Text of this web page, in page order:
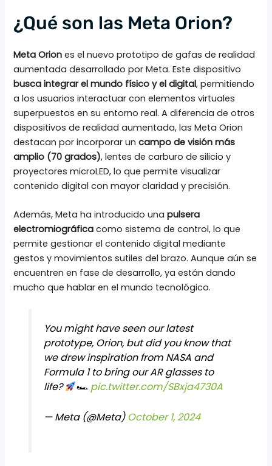
¿Qué son las Meta Orion?
Meta Orion es el nuevo prototipo de gafas de realidad
aumentada desarrollado por Meta. Este dispositivo
busca integrar el mundo físico y el digital, permitiendo
a los usuarios interactuar con elementos virtuales
superpuestos en su entorno real. A diferencia de otros
dispositivos de realidad aumentada, las Meta Orion
destacan por incorporar uncampo de visión más
amplio (70 grados), lentes de carburo de silicio y
proyectores microLED, lo que permite visualizar
contenido digital con mayor claridad y precisión.
Además, Meta ha introducido una pulsera
electromiográfica como sistema de control, lo que
permite gestionar el contenido digital mediante
gestos y movimientos sutiles del brazo. Aunque aún se
encuentren en fase de desarrollo, ya están dando
mucho que hablar en el mundo tecnológico.
You might have seen our latest
prototype, Orion, but did you know that
we drew inspiration from NASA and
Formula 1 to bring our AR glasses to
life?
🏎 pic.twitter.com/SBxja4730A
— Meta (@Meta) October 1, 2024